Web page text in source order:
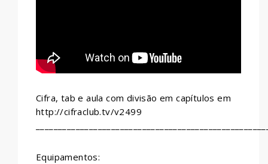
Cifra, tab e aula com divisão em capítulos em
http://cifraclub.tv/v2499
Equipamentos: